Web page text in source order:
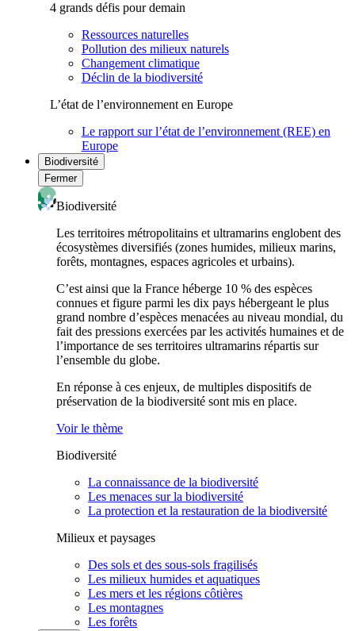
4 grands défis pour demain
Ressources naturelles
Pollution des milieux naturels
Changement climatique
Déclin de la biodiversité
L’état de l’environnement en Europe
Le rapport sur l’état de l’environnement (REE) en
Europe
Biodiversité
Fermer
Biodiversité
Les territoires métropolitains et ultramarins englobent des
écosystèmes diversifiés (zones humides, milieux marins,
forêts, montagnes, espaces agricoles et urbains).
C’est ainsi que la France héberge 10 % des espèces
connues et figure parmi les dix pays hébergeant le plus
grand nombre d’espèces menacées au niveau mondial, du
fait des pressions exercées par les activités humaines et de
l’importance de ses territoires ultramarins répartis sur
l’ensemble du globe.
En réponse à ces enjeux, de multiples dispositifs de
préservation de la biodiversité sont mis en place.
Voir le thème
Biodiversité
La connaissance de la biodiversité
Les menaces sur la biodiversité
La protection et la restauration de la biodiversité
Milieux et paysages
Des sols et des sous-sols fragilisés
Les milieux humides et aquatiques
Les mers et les régions côtières
Les montagnes
Les forêts